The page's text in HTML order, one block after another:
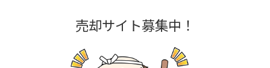
売却サイト募集中！